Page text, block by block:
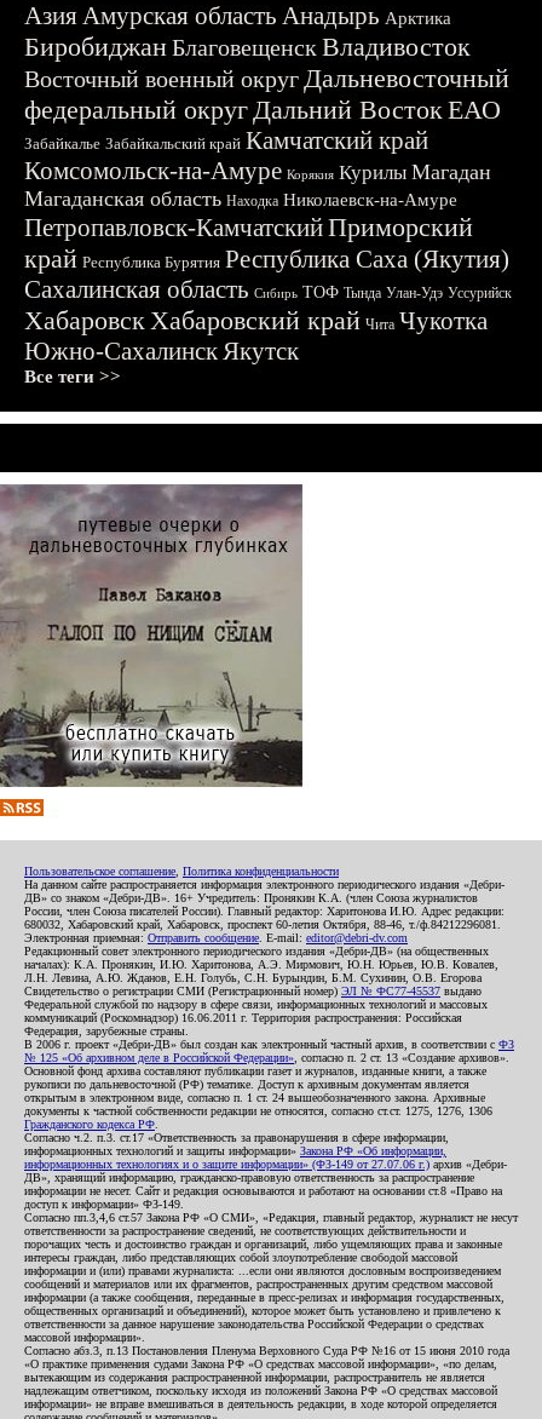
АзияАмурская область Анадырь Арктика
БиробиджанБлаговещенскВладивосток
Восточный военный округДальневосточный
федеральный округДальний ВостокЕАО
Забайкалье Забайкальский край Камчатский край
Комсомольск-на-Амуре Корякия Курилы Магадан
Магаданская область Находка Николаевск-на-Амуре
Петропавловск-КамчатскийПриморский
край Республика Бурятия Республика Саха (Якутия)
Сахалинская область Сибирь ТОФ Тында Улан-Удэ Уссурийск
ХабаровскХабаровский край Чита Чукотка
Южно-СахалинскЯкутск
Все теги >>
Пользовательское соглашение Политика конфиденциальности
На данном сайте распространяется информация электронного периодического издания «Дебри-
ДВ» со знаком «Дебри-ДВ». 16+ Учредитель: Пронякин К.А. (член Союза журналистов
России, член Союза писателей России). Главный редактор: Харитонова И.Ю. Адрес редакции:
680032, Хабаровский край, Хабаровск, проспект 60-летия Октября, 88-46, т./ф.84212296081.
Электронная приемная: Отправить сообщение . E-mail: editor@debri-dv.com
Редакционный совет электронного периодического издания «Дебри-ДВ» (на общественных
началах): К.А. Пронякин, И.Ю. Харитонова, А.Э. Мирмович, Ю.Н. Юрьев, Ю.В. Ковалев,
Л.Н. Левина, А.Ю. Жданов, Е.Н. Голубь, С.Н. Бурындин, Б.М. Сухинин, О.В. Егорова
Свидетельство о регистрации СМИ (Регистрационный номер) ЭЛ № ФС77-45537 выдано
Федеральной службой по надзору в сфере связи, информационных технологий и массовых
коммуникаций (Роскомнадзор) 16.06.2011 г. Территория распространения: Российская
Федерация, зарубежные страны.
В 2006 г. проект «Дебри-ДВ» был создан как электронный частный архив, в соответствии с ФЗ
№ 125 «Об архивном деле в Российской Федерации» , согласно п. 2 ст. 13 «Создание архивов».
Основной фонд архива составляют публикации газет и журналов, изданные книги, а также
рукописи по дальневосточной (РФ) тематике. Доступ к архивным документам является
открытым в электронном виде, согласно п. 1 ст. 24 вышеобозначенного закона. Архивные
документы к частной собственности редакции не относятся, согласно ст.ст. 1275, 1276, 1306
Гражданского кодекса РФ
Согласно ч.2. п.3. ст.17 «Ответственность за правонарушения в сфере информации,
информационных технологий и защиты информации» Закона РФ «Об информации,
информационных технологиях и о защите информации» (ФЗ-149 от 27.07.06 г.) архив «Дебри-
ДВ», хранящий информацию, гражданско-правовую ответственность за распространение
информации не несет. Сайт и редакция основываются и работают на основании ст.8 «Право на
доступ к информации» ФЗ-149.
Согласно пп.3,4,6 ст.57 Закона РФ «О СМИ», «Редакция, главный редактор, журналист не несут
ответственности за распространение сведений, не соответствующих действительности и
порочащих честь и достоинство граждан и организаций, либо ущемляющих права и законные
интересы граждан, либо представляющих собой злоупотребление свободой массовой
информации и (или) правами журналиста: ...если они являются дословным воспроизведением
сообщений и материалов или их фрагментов, распространенных другим средством массовой
информации (а также сообщения, переданные в пресс-релизах и информация государственных,
общественных организаций и объединений), которое может быть установлено и привлечено к
ответственности за данное нарушение законодательства Российской Федерации о средствах
массовой информации».
Согласно абз.3, п.13 Постановления Пленума Верховного Суда РФ №16 от 15 июня 2010 года
«О практике применения судами Закона РФ «О средствах массовой информации», «по делам,
вытекающим из содержания распространенной информации, распространитель не является
надлежащим ответчиком, поскольку исходя из положений Закона РФ «О средствах массовой
информации» не вправе вмешиваться в деятельность редакции, в ходе которой определяется